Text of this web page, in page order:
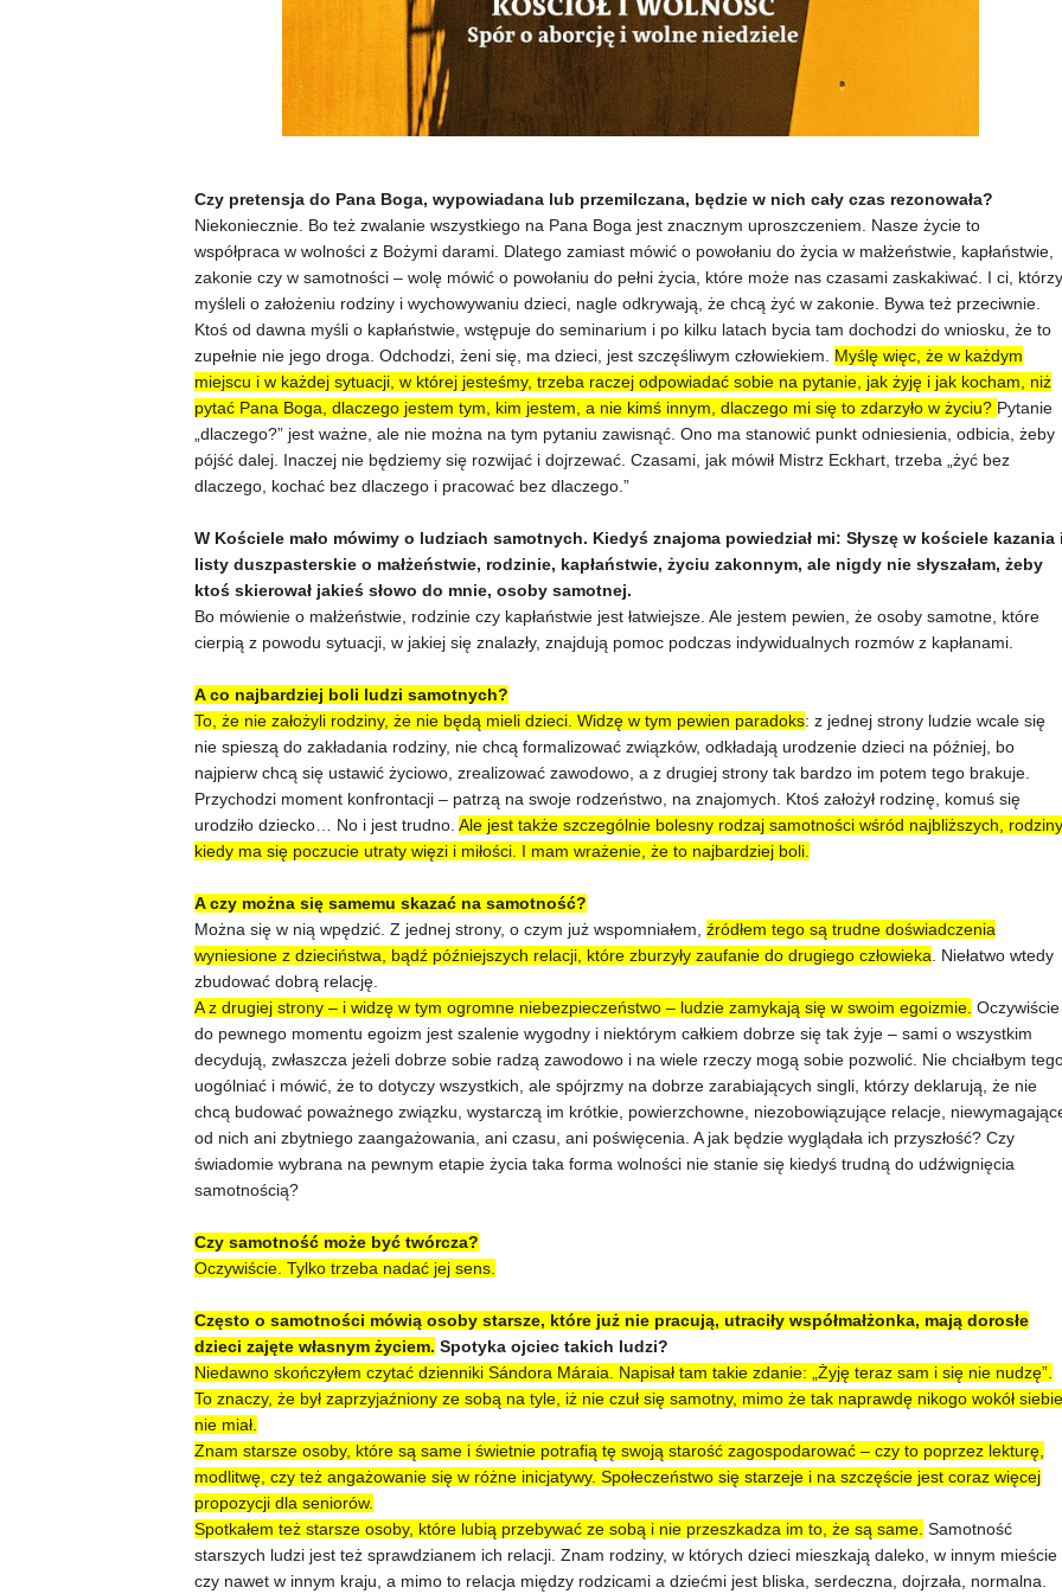
Czy pretensja do Pana Boga, wypowiadana lub przemilczana, będzie w nich cały czas rezonowała?
Niekoniecznie. Bo też zwalanie wszystkiego na Pana Boga jest znacznym uproszczeniem. Nasze życie to
współpraca w wolności z Bożymi darami. Dlatego zamiast mówić o powołaniu do życia w małżeństwie, kapłaństwie,
zakonie czy w samotności – wolę mówić o powołaniu do pełni życia, które może nas czasami zaskakiwać. I ci, którzy
myśleli o założeniu rodziny i wychowywaniu dzieci, nagle odkrywają, że chcą żyć w zakonie. Bywa też przeciwnie.
Ktoś od dawna myśli o kapłaństwie, wstępuje do seminarium i po kilku latach bycia tam dochodzi do wniosku, że to
zupełnie nie jego droga. Odchodzi, żeni się, ma dzieci, jest szczęśliwym człowiekiem. Myślę więc, że w każdym
miejscu i w każdej sytuacji, w której jesteśmy, trzeba raczej odpowiadać sobie na pytanie, jak żyję i jak kocham, niż
pytać Pana Boga, dlaczego jestem tym, kim jestem, a nie kimś innym, dlaczego mi się to zdarzyło w życiu? Pytanie
„dlaczego?” jest ważne, ale nie można na tym pytaniu zawisnąć. Ono ma stanowić punkt odniesienia, odbicia, żeby
pójść dalej. Inaczej nie będziemy się rozwijać i dojrzewać. Czasami, jak mówił Mistrz Eckhart, trzeba „żyć bez
dlaczego, kochać bez dlaczego i pracować bez dlaczego.”
W Kościele mało mówimy o ludziach samotnych. Kiedyś znajoma powiedział mi: Słyszę w kościele kazania
listy duszpasterskie o małżeństwie, rodzinie, kapłaństwie, życiu zakonnym, ale nigdy nie słyszałam, żeby
ktoś skierował jakieś słowo do mnie, osoby samotnej.
Bo mówienie o małżeństwie, rodzinie czy kapłaństwie jest łatwiejsze. Ale jestem pewien, że osoby samotne, które
cierpią z powodu sytuacji, w jakiej się znalazły, znajdują pomoc podczas indywidualnych rozmów z kapłanami.
A co najbardziej boli ludzi samotnych?
To, że nie założyli rodziny, że nie będą mieli dzieci. Widzę w tym pewien paradoks: z jednej strony ludzie wcale się
nie spieszą do zakładania rodziny, nie chcą formalizować związków, odkładają urodzenie dzieci na później, bo
najpierw chcą się ustawić życiowo, zrealizować zawodowo, a z drugiej strony tak bardzo im potem tego brakuje.
Przychodzi moment konfrontacji – patrzą na swoje rodzeństwo, na znajomych. Ktoś założył rodzinę, komuś się
urodziło dziecko… No i jest trudno. Ale jest także szczególnie bolesny rodzaj samotności wśród najbliższych,
kiedy ma się poczucie utraty więzi i miłości. I mam wrażenie, że to najbardziej boli.
A czy można się samemu skazać na samotność?
Można się w nią wpędzić. Z jednej strony, o czym już wspomniałem, źródłem tego są trudne doświadczenia
wyniesione z dzieciństwa, bądź późniejszych relacji, które zburzyły zaufanie do drugiego człowieka. Niełatwo wtedy
zbudować dobrą relację.
A z drugiej strony – i widzę w tym ogromne niebezpieczeństwo – ludzie zamykają się w swoim egoizmie. Oczywiście
do pewnego momentu egoizm jest szalenie wygodny i niektórym całkiem dobrze się tak żyje – sami o wszystkim
decydują, zwłaszcza jeżeli dobrze sobie radzą zawodowo i na wiele rzeczy mogą sobie pozwolić. Nie chciałbym
uogólniać i mówić, że to dotyczy wszystkich, ale spójrzmy na dobrze zarabiających singli, którzy deklarują, że nie
chcą budować poważnego związku, wystarczą im krótkie, powierzchowne, niezobowiązujące relacje,
od nich ani zbytniego zaangażowania, ani czasu, ani poświęcenia. A jak będzie wyglądała ich przyszłość? Czy
świadomie wybrana na pewnym etapie życia taka forma wolności nie stanie się kiedyś trudną do udźwignięcia
samotnością?
Czy samotność może być twórcza?
Oczywiście. Tylko trzeba nadać jej sens.
Często o samotności mówią osoby starsze, które już nie pracują, utraciły współmałżonka, mają dorosłe
dzieci zajęte własnym życiem. Spotyka ojciec takich ludzi?
Niedawno skończyłem czytać dzienniki Sándora Máraia. Napisał tam takie zdanie: „Żyję teraz sam i się nie nudzę”.
To znaczy, że był zaprzyjaźniony ze sobą na tyle, iż nie czuł się samotny, mimo że tak naprawdę nikogo wokół siebie
nie miał.
Znam starsze osoby, które są same i świetnie potrafią tę swoją starość zagospodarować – czy to poprzez lekturę,
modlitwę, czy też angażowanie się w różne inicjatywy. Społeczeństwo się starzeje i na szczęście jest coraz więcej
propozycji dla seniorów.
Spotkałem też starsze osoby, które lubią przebywać ze sobą i nie przeszkadza im to, że są same. Samotność
starszych ludzi jest też sprawdzianem ich relacji. Znam rodziny, w których dzieci mieszkają daleko, w innym mieście
czy nawet w innym kraju, a mimo to relacja między rodzicami a dziećmi jest bliska, serdeczna, dojrzała, normalna.